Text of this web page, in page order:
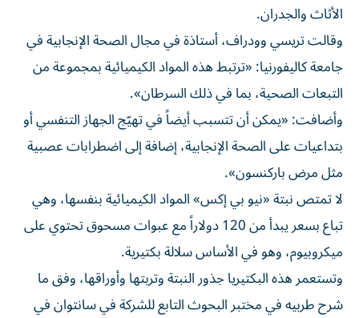
الأثاث والجدران.
وقالت تريسي وودراف، أستاذة في مجال الصحة الإنجابية في
جامعة كاليفورنيا: «ترتبط هذه المواد الكيميائية بمجموعة من
التبعات الصحية، بما في ذلك السرطان».
وأضافت: «يمكن أن تتسبب أيضاً في تهيّج الجهاز التنفسي أو
بتداعيات على الصحة الإنجابية، إضافة إلى اضطرابات عصبية
مثل مرض باركنسون».
لا تمتص نبتة «نيو بي إكس» المواد الكيميائية بنفسها، وهي
تباع بسعر يبدأ من 120 دولاراً مع عبوات مسحوق تحتوي على
ميكروبيوم، وهو في الأساس سلالة بكتيرية.
وتستعمر هذه البكتيريا جذور النبتة وتربتها وأوراقها، وفق ما
شرح طربيه في مختبر البحوث التابع للشركة في سانتوان في